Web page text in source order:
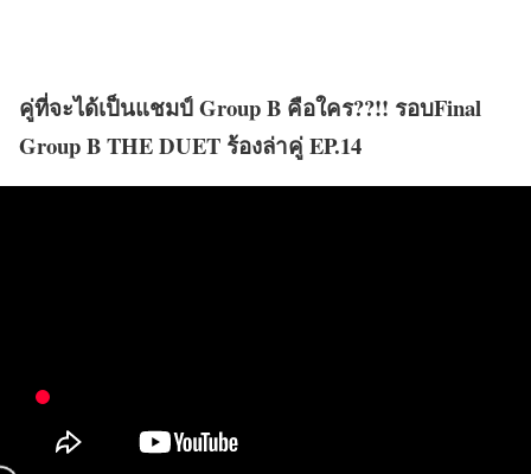
คู่ที่จะได้เป็นแชมป์ Group B คือใคร??!! รอบFinal
Group B THE DUET ร้องล่าคู่ EP.14